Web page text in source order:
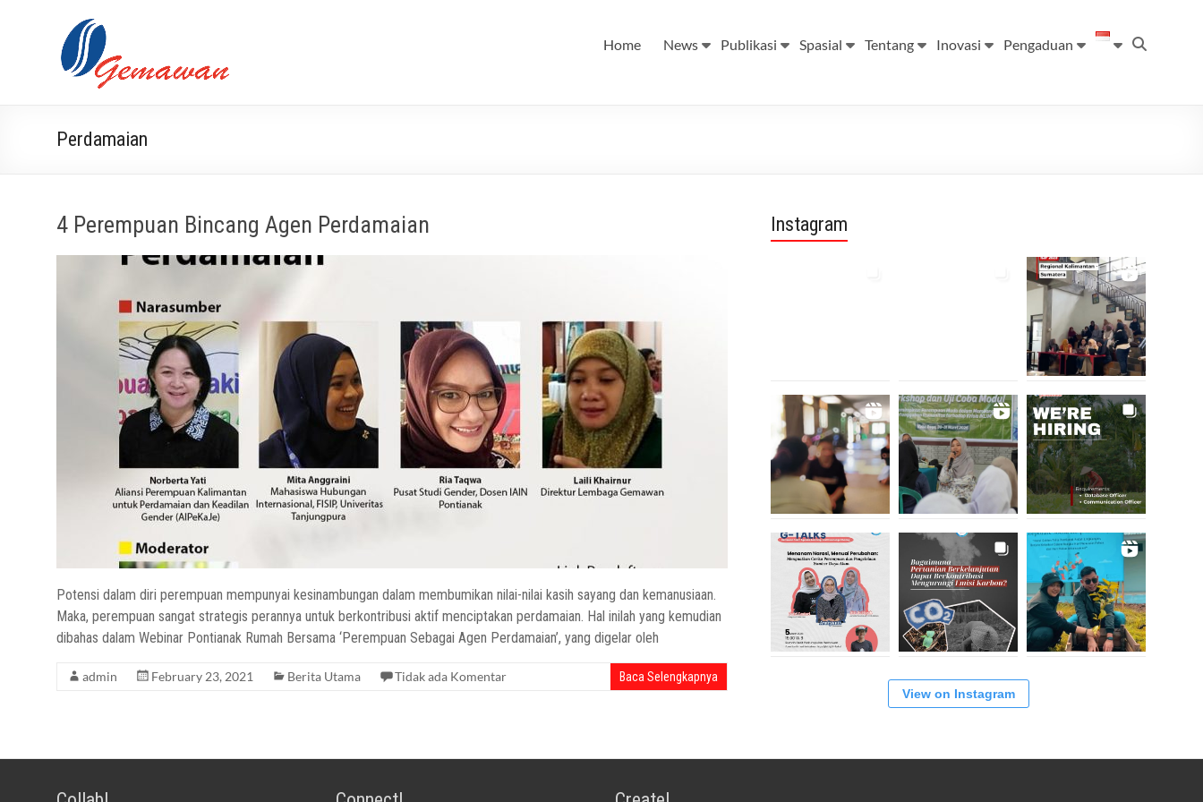
Lembaga
Gemawan
Masyarakat
Swadaya
dan Mandiri
Home News Publikasi Spasial Tentang Inovasi Pengaduan
Perdamaian
4 Perempuan Bincang Agen Perdamaian
Potensi dalam diri perempuan mempunyai kesinambungan dalam membumikan nilai-nilai kasih sayang dan kemanusiaan.
Maka, perempuan sangat strategis perannya untuk berkontribusi aktif menciptakan perdamaian. Hal inilah yang kemudian
dibahas dalam Webinar Pontianak Rumah Bersama ‘Perempuan Sebagai Agen Perdamaian’, yang digelar oleh
admin February 23, 2021 Berita Utama Tidak ada Komentar Baca Selengkapnya
Instagram
View on Instagram